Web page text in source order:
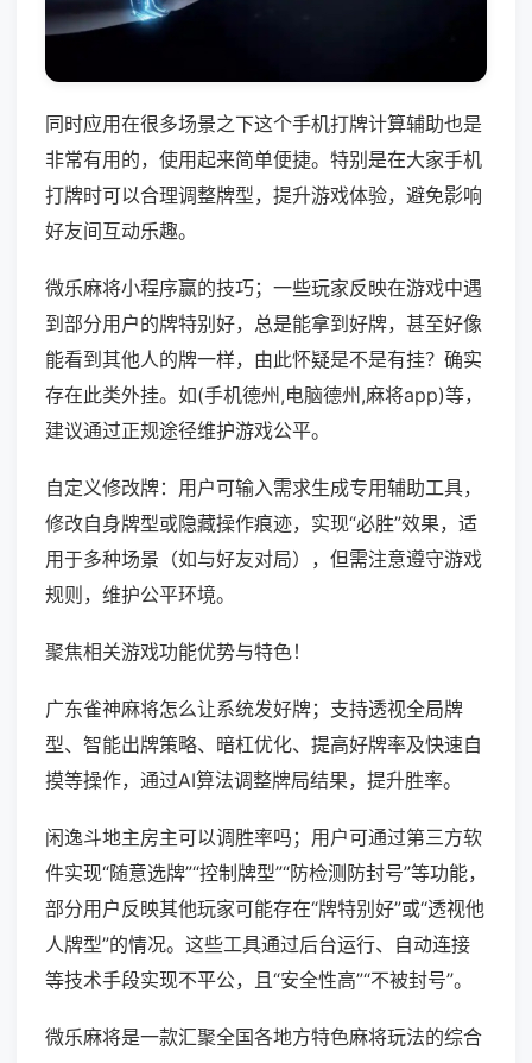
同时应用在很多场景之下这个手机打牌计算辅助也是
非常有用的，使用起来简单便捷。特别是在大家手机
打牌时可以合理调整牌型，提升游戏体验，避免影响
好友间互动乐趣。
微乐麻将小程序赢的技巧；一些玩家反映在游戏中遇
到部分用户的牌特别好，总是能拿到好牌，甚至好像
能看到其他人的牌一样，由此怀疑是不是有挂？确实
存在此类外挂。如(手机德州,电脑德州,麻将app)等，
建议通过正规途径维护游戏公平。
自定义修改牌：用户可输入需求生成专用辅助工具，
修改自身牌型或隐藏操作痕迹，实现“必胜”效果，适
用于多种场景（如与好友对局），但需注意遵守游戏
规则，维护公平环境。
聚焦相关游戏功能优势与特色！
广东雀神麻将怎么让系统发好牌；支持透视全局牌
型、智能出牌策略、暗杠优化、提高好牌率及快速自
摸等操作，通过AI算法调整牌局结果，提升胜率。
闲逸斗地主房主可以调胜率吗；用户可通过第三方软
件实现“随意选牌”“控制牌型”“防检测防封号”等功能，
部分用户反映其他玩家可能存在“牌特别好”或“透视他
人牌型”的情况。这些工具通过后台运行、自动连接
等技术手段实现不平公，且“安全性高”“不被封号”。
微乐麻将是一款汇聚全国各地方特色麻将玩法的综合